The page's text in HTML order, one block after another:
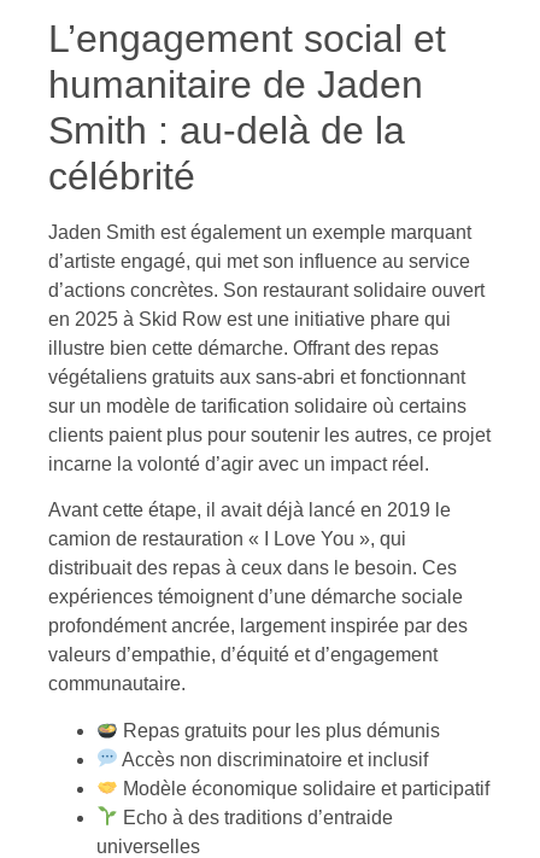
L’engagement social et
humanitaire de Jaden
Smith : au-delà de la
célébrité
Jaden Smith est également un exemple marquant
d’artiste engagé, qui met son influence au service
d’actions concrètes. Son restaurant solidaire ouvert
en 2025 à Skid Row est une initiative phare qui
illustre bien cette démarche. Offrant des repas
végétaliens gratuits aux sans-abri et fonctionnant
sur un modèle de tarification solidaire où certains
clients paient plus pour soutenir les autres, ce projet
incarne la volonté d’agir avec un impact réel.
Avant cette étape, il avait déjà lancé en 2019 le
camion de restauration « I Love You », qui
distribuait des repas à ceux dans le besoin. Ces
expériences témoignent d’une démarche sociale
profondément ancrée, largement inspirée par des
valeurs d’empathie, d’équité et d’engagement
communautaire.
Repas gratuits pour les plus démunis
Accès non discriminatoire et inclusif
Modèle économique solidaire et participatif
Echo à des traditions d’entraide
universelles